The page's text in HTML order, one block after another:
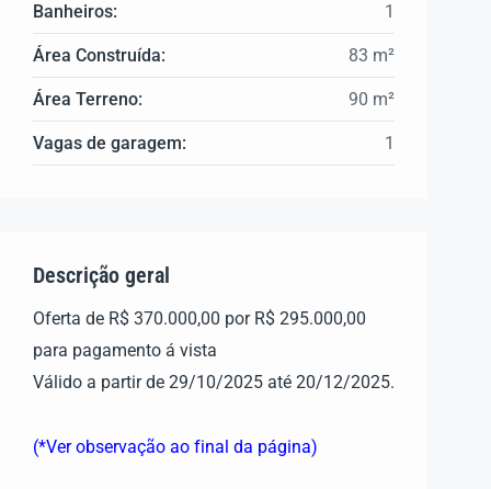
Banheiros: 1
Área Construída: 83 m²
Área Terreno: 90 m²
Vagas de garagem: 1
Descrição geral
Oferta de R$ 370.000,00 por R$ 295.000,00
para pagamento á vista
Válido a partir de 29/10/2025 até 20/12/2025.
(*Ver observação ao final da página)